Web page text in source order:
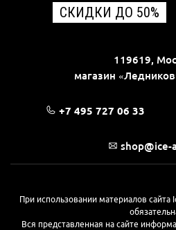
СКИДКИ ДО 50%
119619,
магазин
+7 495 727 06 33
shop@ice-
При использовании материалов сайта
Вся представленная на сайте